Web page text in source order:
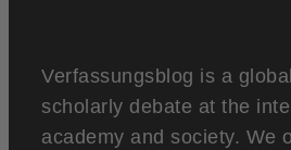
Verfassungsblog is a
scholarly debate at the
academy and society. We